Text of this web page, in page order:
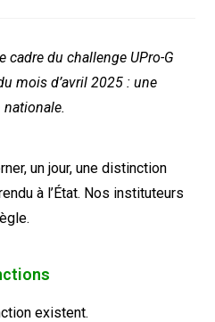
cadre du challenge UPro-G
mois d’avril 2025 : une
un jour, une distinction
à l’État. Nos instituteurs
existent.